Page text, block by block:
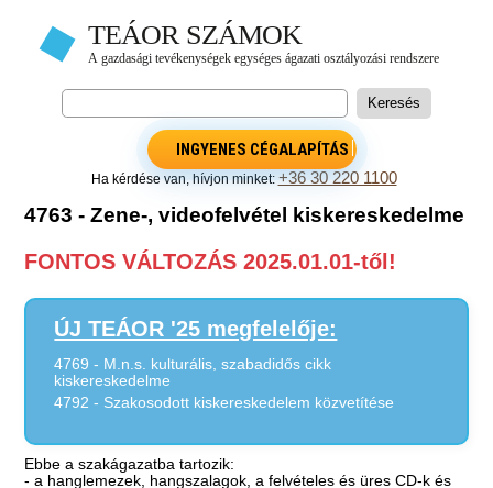
INGYENES CÉGALAPÍTÁS
Ha kérdése van, hívjon minket:+36 30 220 1100
4763 - Zene-, videofelvétel kiskereskedelme
FONTOS VÁLTOZÁS 2025.01.01-től!
ÚJ TEÁOR '25 megfelelője:
4769 - M.n.s. kulturális, szabadidős cikk
kiskereskedelme
4792 - Szakosodott kiskereskedelem közvetítése
Ebbe a szakágazatba tartozik:
- a hanglemezek, hangszalagok, a felvételes és üres CD-k és